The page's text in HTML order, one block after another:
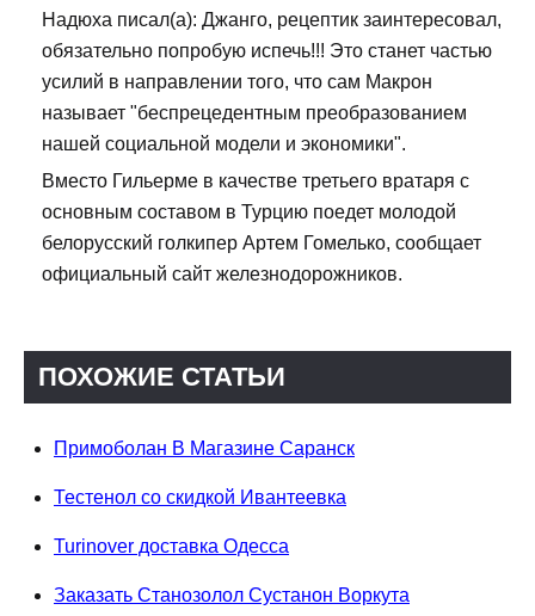
Надюха писал(а): Джанго, рецептик заинтересовал,
обязательно попробую испечь!!! Это станет частью
усилий в направлении того, что сам Макрон
называет "беспрецедентным преобразованием
нашей социальной модели и экономики".
Вместо Гильерме в качестве третьего вратаря с
основным составом в Турцию поедет молодой
белорусский голкипер Артем Гомелько, сообщает
официальный сайт железнодорожников.
ПОХОЖИЕ СТАТЬИ
Примоболан В Магазине Саранск
Тестенол со скидкой Ивантеевка
Turinover доставка Одесса
Заказать Станозолол Сустанон Воркута